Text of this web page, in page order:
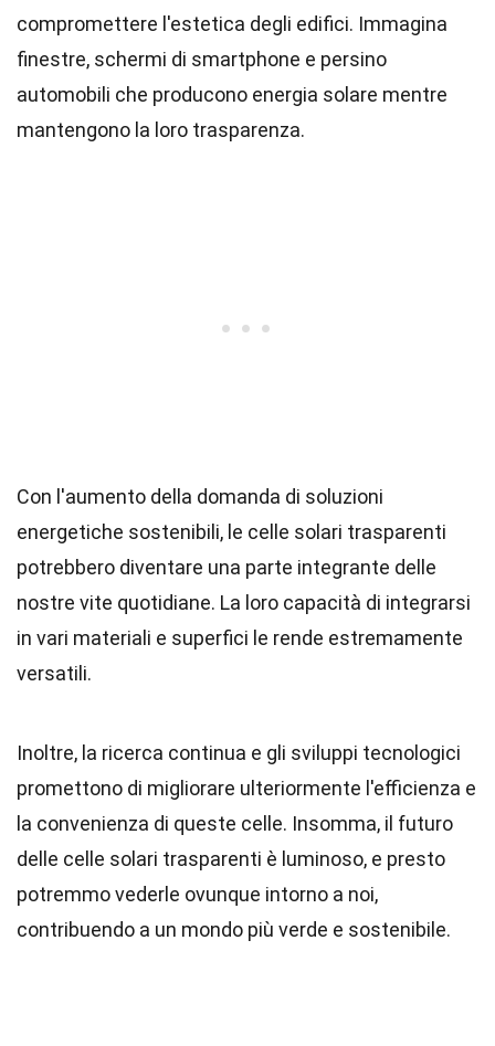
compromettere l'estetica degli edifici. Immagina
finestre, schermi di smartphone e persino
automobili che producono energia solare mentre
mantengono la loro trasparenza.
Con l'aumento della domanda di soluzioni
energetiche sostenibili, le celle solari trasparenti
potrebbero diventare una parte integrante delle
nostre vite quotidiane. La loro capacità di integrarsi
in vari materiali e superfici le rende estremamente
versatili.
Inoltre, la ricerca continua e gli sviluppi tecnologici
promettono di migliorare ulteriormente l'efficienza e
la convenienza di queste celle. Insomma, il futuro
delle celle solari trasparenti è luminoso, e presto
potremmo vederle ovunque intorno a noi,
contribuendo a un mondo più verde e sostenibile.